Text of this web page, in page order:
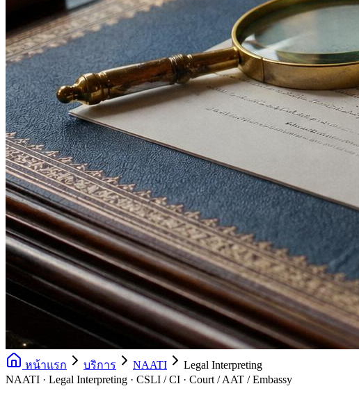
หน้าแรก บริการ NAATI
Legal Interpreting
NAATI · Legal Interpreting · CSLI / CI · Court / AAT / Embassy